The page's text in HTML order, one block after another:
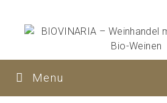
springen
Menu